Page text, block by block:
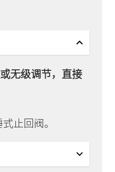
无级调节，直接
止回阀。